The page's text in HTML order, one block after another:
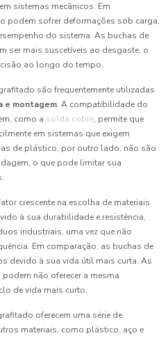
sistemas mecânicos. Em
podem sofrer deformações sob carga,
do sistema. As buchas de
ser mais suscetíveis ao desgaste, o
ao longo do tempo.
são frequentemente utilizadas
e montagem. A compatibilidade do
como a solda cobre, permite que
em sistemas que exigem
de plástico, por outro lado, não são
o que pode limitar sua
crescente na escolha de materiais.
à sua durabilidade e resistência,
industriais, uma vez que não
Em comparação, as buchas de
devido à sua vida útil mais curta. As
não oferecer a mesma
de vida mais curto.
oferecem uma série de
materiais, como plástico, aço e